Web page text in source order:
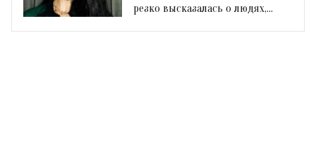
резко высказалась о людях,